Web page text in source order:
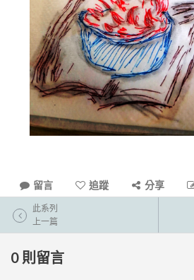
留言 追蹤 分享
此系列
上一篇
0 則留言